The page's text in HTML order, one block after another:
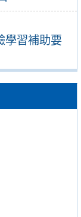
學習補助要